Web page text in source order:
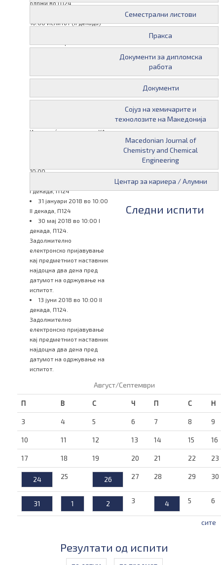
одржи во П124.
10:00 Испитот (II декада)
18 јануари 2017 во 10:00
Испитот ќе се одржи во ХА.
10:00
I декада, П124
31 јануари 2018 во 10:00
II декада, П124
30 мај 2018 во 10:00 I
декада, П124.
Задолжително
електронско пријавување
кај предметниот наставник
најдоцна два дена пред
датумот на одржување на
испитот.
13 јуни 2018 во 10:00 II
декада, П124.
Задолжително
електронско пријавување
кај предметниот наставник
најдоцна два дена пред
датумот на одржување на
испитот.
Семестрални листови
Пракса
Документи за дипломска
работа
Документи
Сојуз на хемичарите и
технолозите на Македонија
Macedonian Journal of
Chemistry and Chemical
Engineering
Центар за кариера / Алумни
Следни испити
Август/Септември
П В С Ч П С Н
3 4 5 6 7 8 9
10 11 12 13 14 15 16
17 18 19 20 21 22 23
24 25 26 27 28 29 30
31 1 2 3 4 5 6
сите
Резултати од испити